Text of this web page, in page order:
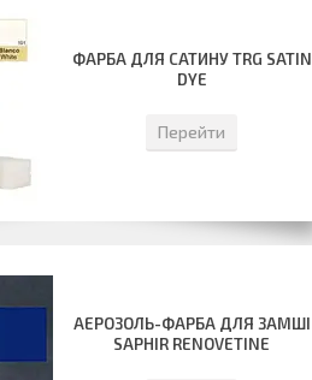
ФАРБА ДЛЯ САТИНУ TRG SATIN
DYE
Перейти
АЕРОЗОЛЬ-ФАРБА ДЛЯ ЗАМШІ
SAPHIR RENOVETINE